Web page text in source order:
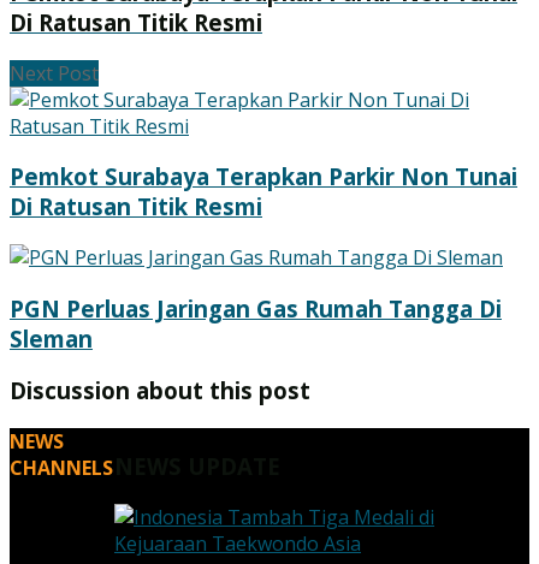
Di Ratusan Titik Resmi
Next Post
Pemkot Surabaya Terapkan Parkir Non Tunai
Di Ratusan Titik Resmi
PGN Perluas Jaringan Gas Rumah Tangga Di
Sleman
Discussion about this post
NEWS
CHANNELS